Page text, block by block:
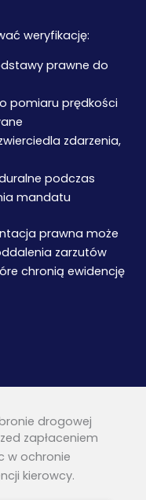
weryfikację:
prawne do
pomiaru prędkości
zdarzenia,
podczas
mandatu
prawna może
zarzutów
chronią ewidencję
drogowej
zapłaceniem
w ochronie
kierowcy.